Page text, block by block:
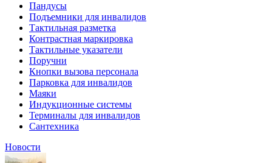
Пандусы
Подъемники для инвалидов
Тактильная разметка
Контрастная маркировка
Тактильные указатели
Поручни
Кнопки вызова персонала
Парковка для инвалидов
Маяки
Индукционные системы
Терминалы для инвалидов
Сантехника
Новости